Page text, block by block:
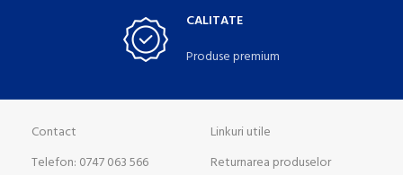
CALITATE
Produse premium
Contact
Telefon: 0747 063 566
Linkuri utile
Returnarea produselor